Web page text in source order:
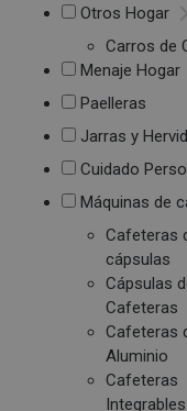
Otros Hogar
Carros de
Menaje Hogar
Paelleras
Jarras y
Cuidado
Máquinas de
Cafeteras
cápsulas
Cápsulas
Cafeteras
Cafeteras
Aluminio
Cafeteras
Integrables